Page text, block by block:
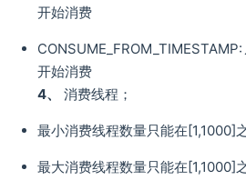
开始消费
开始消费
4、
消费线程；
最小消费线程数量只能在[1,1000]
最大消费线程数量只能在[1,1000]